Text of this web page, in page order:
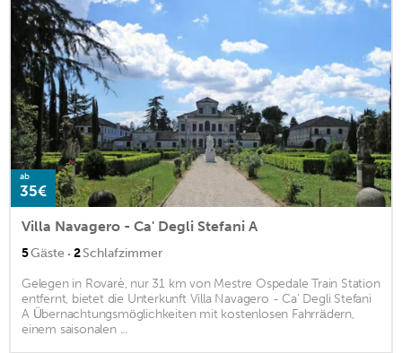
ab
35€
Villa Navagero - Ca' Degli Stefani A
5Gäste · 2Schlafzimmer
Gelegen in Rovarè, nur 31 km von Mestre Ospedale Train Station
entfernt, bietet die Unterkunft Villa Navagero - Ca' Degli Stefani
A Übernachtungsmöglichkeiten mit kostenlosen Fahrrädern,
einem saisonalen ...